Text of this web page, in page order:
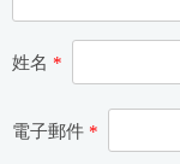
姓名 *
電子郵件 *